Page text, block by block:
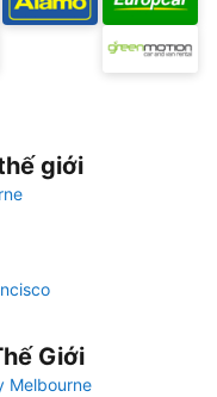
giới
Giới
Melbourne